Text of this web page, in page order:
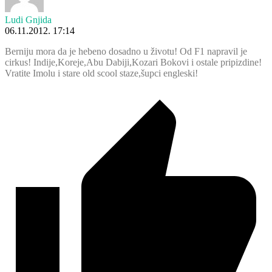
Ludi Gnjida
06.11.2012. 17:14
Berniju mora da je hebeno dosadno u životu! Od F1 napravil je
cirkus! Indije,Koreje,Abu Dabiji,Kozari Bokovi i ostale pripizdine!
Vratite Imolu i stare old scool staze,šupci engleski!